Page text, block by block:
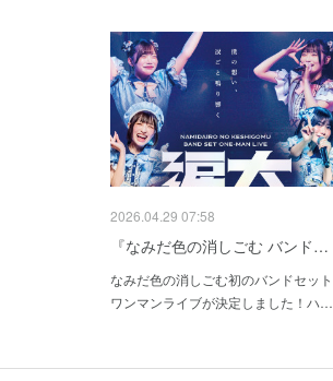
2026.04.29 07:58
『なみだ色の消しごむ バンド…
なみだ色の消しごむ初のバンドセット
ワンマンライブが決定しました！ハ…